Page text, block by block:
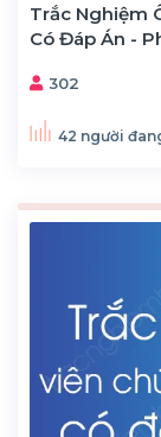
Trắc Nghiệm
Có Đáp Án -
302
42 người